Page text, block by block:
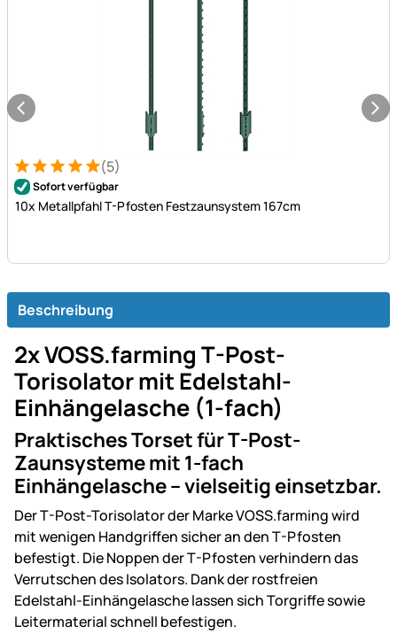
Bewertung: 5 von 5 (5 Bewertungen)
5 Bewertungen
(5)
Sofort verfügbar
10x Metallpfahl T-Pfosten Festzaunsystem 167cm
Beschreibung
2x VOSS.farming T-Post-
Torisolator mit Edelstahl-
Einhängelasche (1-fach)
Praktisches Torset für T-Post-
Zaunsysteme mit 1-fach
Einhängelasche – vielseitig einsetzbar.
Der T-Post-Torisolator der Marke VOSS.farming wird
mit wenigen Handgriffen sicher an den T-Pfosten
befestigt. Die Noppen der T-Pfosten verhindern das
Verrutschen des Isolators. Dank der rostfreien
Edelstahl-Einhängelasche lassen sich Torgriffe sowie
Leitermaterial schnell befestigen.